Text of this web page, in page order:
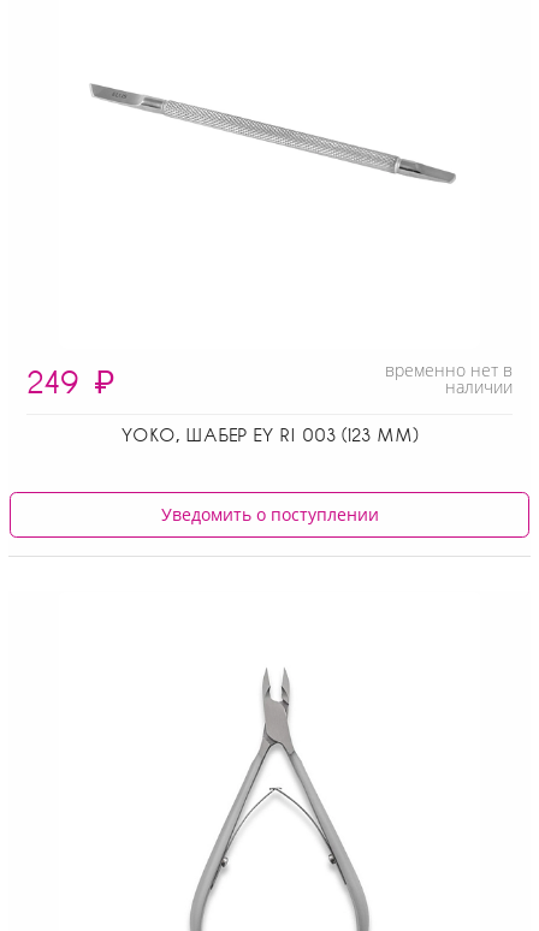
249 ₽ временно нет в
наличии
YOKO, ШАБЕР EY RI 003 (123 ММ)
Уведомить о поступлении